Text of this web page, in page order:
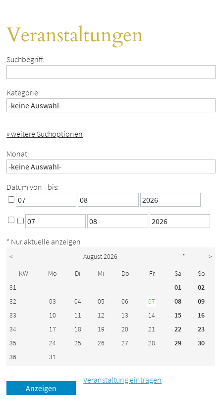
Veranstaltungen
Suchbegriff:
Kategorie:
» weitere Suchoptionen
Monat:
Datum von - bis:
* Nur aktuelle anzeigen
< August 2026 *
>
KW
Mo Di Mi Do Fr Sa
So
31
01
02
32
03 04 05 06 07 08
09
33
10 11 12 13 14 15
16
34
17 18 19 20 21 22
23
35
24 25 26 27 28 29
30
36
31
Veranstaltung eintragen